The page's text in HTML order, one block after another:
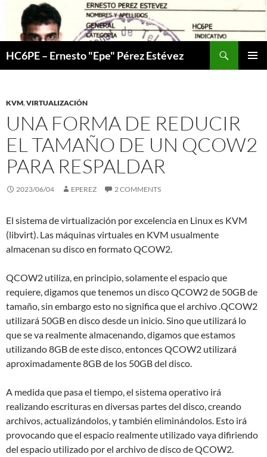
content
HC6PE – Ernesto "Epe" Pérez Estévez
KVM,VIRTUALIZACIÓN
UNA FORMA DE REDUCIR
EL TAMAÑO DE UN QCOW2
PARA RESPALDAR
2023/06/04 EPEREZ 2 COMMENTS
El sistema de virtualización por excelencia en Linux es KVM
(libvirt). Las máquinas virtuales en KVM usualmente
almacenan su disco en formato QCOW2.
QCOW2 utiliza, en principio, solamente el espacio que
requiere, digamos que tenemos un disco QCOW2 de 50GB de
tamaño, sin embargo esto no significa que el archivo .QCOW2
utilizará 50GB en disco desde un inicio. Sino que utilizará lo
que se va realmente almacenando, digamos que estamos
utilizando 8GB de este disco, entonces QCOW2 utilizará
aproximadamente 8GB de los 50GB del disco.
A medida que pasa el tiempo, el sistema operativo irá
realizando escrituras en diversas partes del disco, creando
archivos, actualizándolos, y también eliminándolos. Esto irá
provocando que el espacio realmente utilizado vaya difiriendo
del espacio utilizado por el archivo de disco de QCOW2.